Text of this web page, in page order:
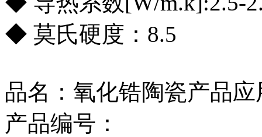
◆ 莫氏硬度：8.5
品名：氧化锆陶瓷产品应
产品编号：